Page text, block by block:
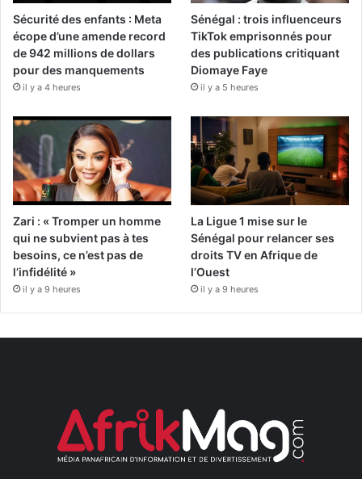
Sécurité des enfants : Meta
écope d’une amende record
de 942 millions de dollars
pour des manquements
il y a 4 heures
Sénégal : trois influenceurs
TikTok emprisonnés pour
des publications critiquant
Diomaye Faye
il y a 5 heures
Zari : « Tromper un homme
qui ne subvient pas à tes
besoins, ce n’est pas de
l’infidélité »
il y a 9 heures
La Ligue 1 mise sur le
Sénégal pour relancer ses
droits TV en Afrique de
l’Ouest
il y a 9 heures